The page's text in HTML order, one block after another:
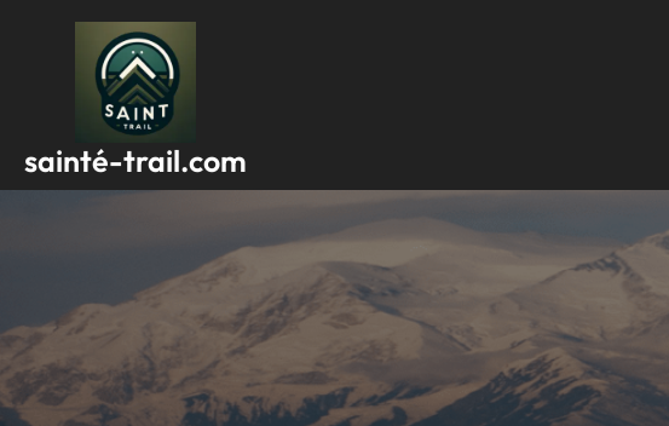
sainté-trail.com